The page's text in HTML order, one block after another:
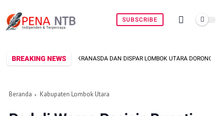
SUBSCRIBE
BREAKING NEWS
DEKRANASDA DAN DISPAR LOMBOK UTARA DORONG PROMOSI WASTRA
Beranda Kabupaten Lombok Utara